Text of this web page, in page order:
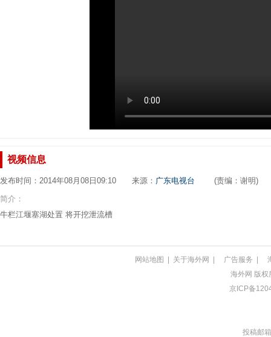
视频信息
发布时间：2014年08月08日09:10 来源： 广东电视台 (责编：谢明)
简介：
牛栏江堰塞湖处置 将开挖泄流槽
网站地图 | 关于海外网 | 广告服务 |
海外网 版权
京ICP备
投稿邮